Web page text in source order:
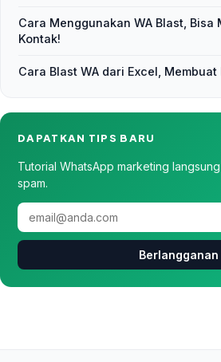
Cara Menggunakan WA Blast, Bisa
Kontak!
Cara Blast WA dari Excel, Membuat
DAPATKAN TIPS BARU
Tutorial WhatsApp marketing
spam.
Berlangganan